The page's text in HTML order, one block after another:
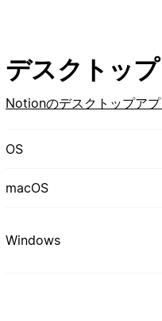
デスクトップ
Notionのデスクトップア
OS
macOS
Windows